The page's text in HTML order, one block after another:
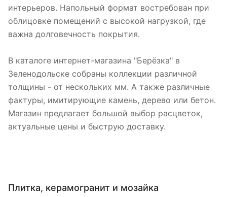
интерьеров. Напольный формат востребован при
облицовке помещений с высокой нагрузкой, где
важна долговечность покрытия.
В каталоге интернет-магазина "Берёзка" в
Зеленодольске собраны коллекции различной
толщины - от нескольких мм. А также различные
фактуры, имитирующие камень, дерево или бетон.
Магазин предлагает большой выбор расцветок,
актуальные цены и быструю доставку.
Плитка, керамогранит и мозайка